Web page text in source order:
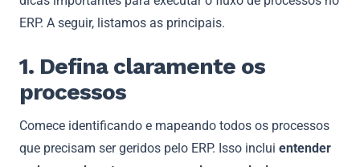
ERP. A seguir, listamos as principais.
1. Defina claramente os
processos
Comece identificando e mapeando todos os processos
que precisam ser geridos pelo ERP. Isso inclui entender